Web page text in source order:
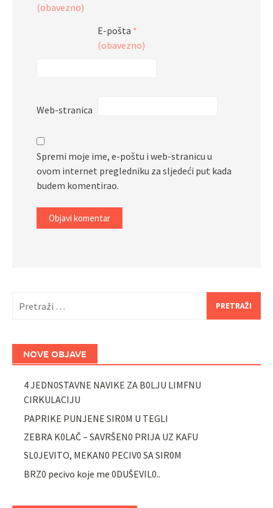
(obavezno)
E-pošta *
(obavezno)
Web-stranica
Spremi moje ime, e-poštu i web-stranicu u
ovom internet pregledniku za sljedeći put kada
budem komentirao.
NOVE OBJAVE
4 JEDN0STAVNE NAVIKE ZA B0LJU LIMFNU
CIRKULACIJU
PAPRIKE PUNJENE SIR0M U TEGLI
ZEBRA K0LAČ – SAVRŠEN0 PRIJA UZ KAFU
SL0JEVITO, MEKAN0 PECIV0 SA SIR0M
BRZ0 pecivo koje me 0DUŠEVIL0..